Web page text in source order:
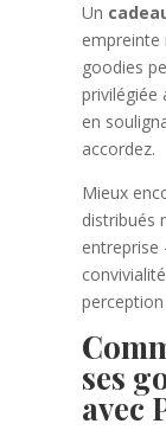
Un
empreinte
goodies
privilégiée
en
accordez.
Mieux
distribués
entreprise
ses
avec